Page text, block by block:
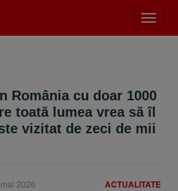
meniu
România cu doar 1000
toată lumea vrea să îl
vizitat de zeci de mii
ACTUALITATE
2026